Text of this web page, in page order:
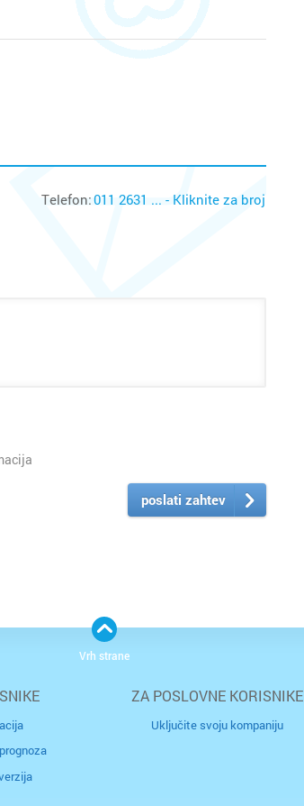
Telefon:011 2631 ... - Kliknite za broj
poslati zahtev
ZA POSLOVNE KORISNIKE
Uključite svoju kompaniju
Vrh strane